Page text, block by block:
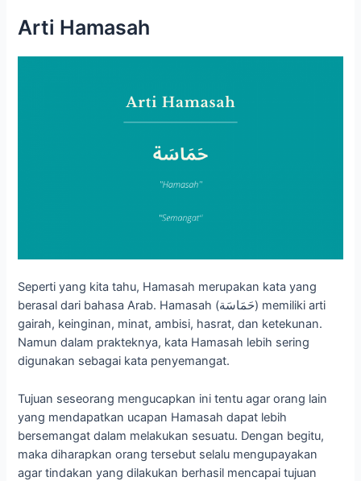
Arti Hamasah
Seperti yang kita tahu, Hamasah merupakan kata yang
berasal dari bahasa Arab. Hamasah (حَمَاسَة) memiliki arti
gairah, keinginan, minat, ambisi, hasrat, dan ketekunan.
Namun dalam prakteknya, kata Hamasah lebih sering
digunakan sebagai kata penyemangat.
Tujuan seseorang mengucapkan ini tentu agar orang lain
yang mendapatkan ucapan Hamasah dapat lebih
bersemangat dalam melakukan sesuatu. Dengan begitu,
maka diharapkan orang tersebut selalu mengupayakan
agar tindakan yang dilakukan berhasil mencapai tujuan